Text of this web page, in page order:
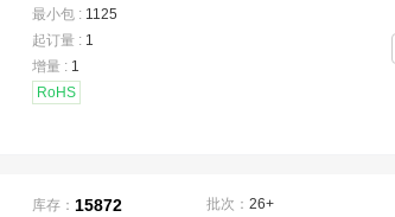
最小包 : 1125
起订量 : 1
增量 : 1
RoHS
库存： 15872 批次： 26+